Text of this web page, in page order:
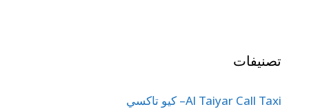
تصنيفات
Al Taiyar Call Taxi– كيو تاكسي